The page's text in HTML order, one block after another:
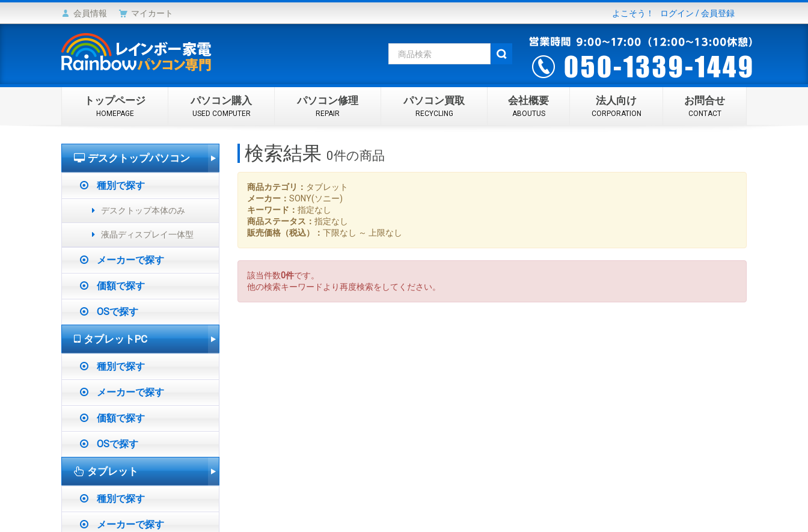
会員情報 マイカート よこそう！ ログイン /会員登録
トップページ
HOMEPAGE
パソコン購入
USED COMPUTER
パソコン修理
REPAIR
パソコン買取
RECYCLING
会社概要
ABOUTUS
法人向け
CORPORATION
お問合せ
CONTACT
検索結果 0件の商品
商品カテゴリ： タブレット
メーカー： SONY(ソニー)
キーワード： 指定なし
商品ステータス： 指定なし
販売価格（税込）： 下限なし ～ 上限なし
該当件数0件です。
他の検索キーワードより再度検索をしてください。
デスクトップパソコン
種別で探す
デスクトップ本体のみ
液晶ディスプレイ一体型
メーカーで探す
価額で探す
OSで探す
タブレットPC
種別で探す
メーカーで探す
価額で探す
OSで探す
タブレット
種別で探す
メーカーで探す